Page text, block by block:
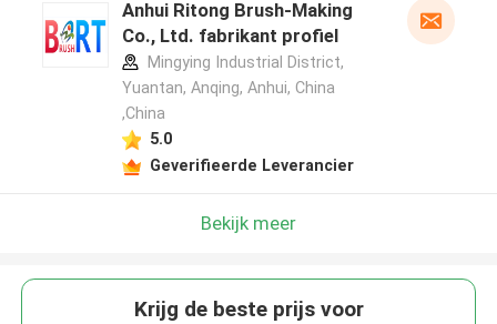
Anhui Ritong Brush-Making
Co., Ltd. fabrikant profiel
Mingying Industrial District,
Yuantan, Anqing, Anhui, China
,China
5.0
Geverifieerde Leverancier
Bekijk meer
Krijg de beste prijs voor